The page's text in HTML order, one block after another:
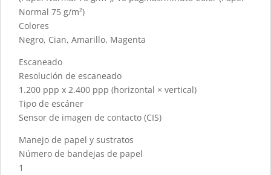
Normal 75 g/m²)
Colores
Negro, Cian, Amarillo, Magenta
Escaneado
Resolución de escaneado
1.200 ppp x 2.400 ppp (horizontal × vertical)
Tipo de escáner
Sensor de imagen de contacto (CIS)
Manejo de papel y sustratos
Número de bandejas de papel
1